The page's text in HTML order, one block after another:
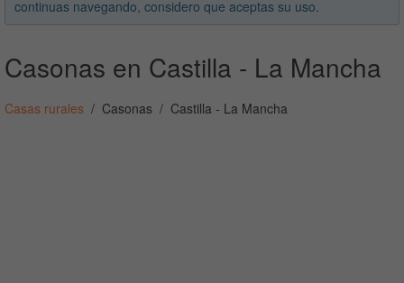
continuas navegando, considero que aceptas su uso.
Casonas en Castilla - La Mancha
Casas rurales Casonas Castilla - La Mancha